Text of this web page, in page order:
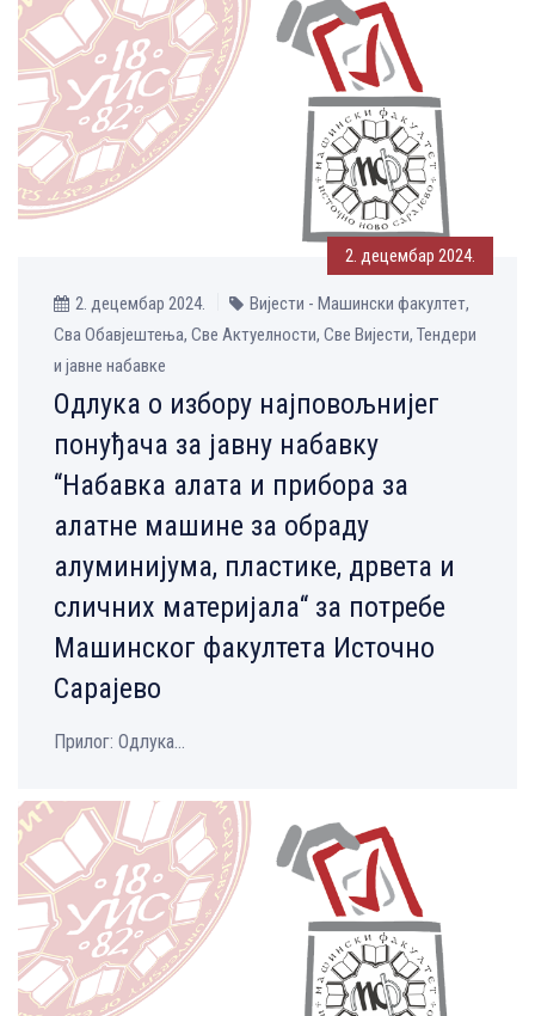
2. децембар 2024.
2. децембар 2024.
Вијести - Машински факултет,
Сва Обавјештења, Све Aктуелности, Све Вијести, Тендери
и јавне набавке
Одлука о избору најповољнијег
понуђача за јавну набавку
“Набавка алата и прибора за
алатне машине за обраду
алуминијума, пластике, дрвета и
сличних материјала“ за потребе
Машинског факултета Источно
Сарајево
Прилог: Одлука...